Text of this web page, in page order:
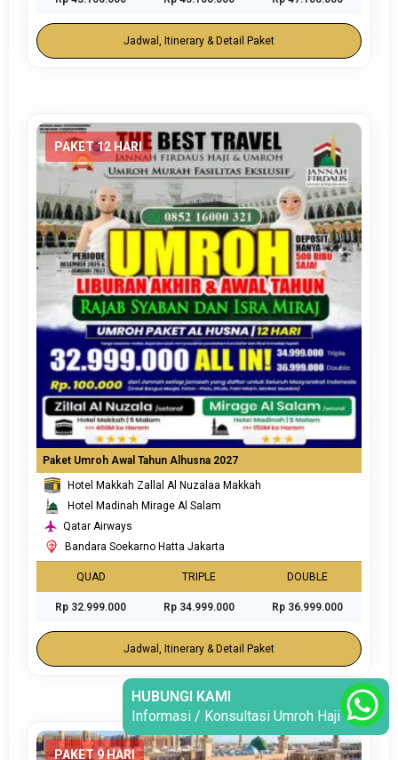
Jadwal, Itinerary & Detail Paket
PAKET 12 HARI
Paket Umroh Awal Tahun Alhusna 2027
Hotel Makkah Zallal Al Nuzalaa Makkah
Hotel Madinah Mirage Al Salam
Qatar Airways
Bandara Soekarno Hatta Jakarta
QUAD TRIPLE DOUBLE
Rp 32.999.000 Rp 34.999.000 Rp 36.999.000
Jadwal, Itinerary & Detail Paket
PAKET 9 HARI